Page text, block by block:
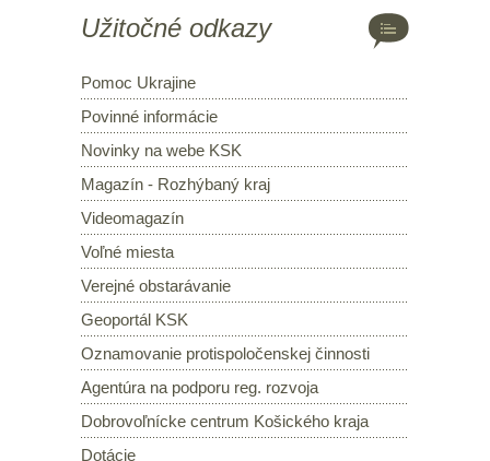
Užitočné odkazy
Pomoc Ukrajine
Povinné informácie
Novinky na webe KSK
Magazín - Rozhýbaný kraj
Videomagazín
Voľné miesta
Verejné obstarávanie
Geoportál KSK
Oznamovanie protispoločenskej činnosti
Agentúra na podporu reg. rozvoja
Dobrovoľnícke centrum Košického kraja
Dotácie